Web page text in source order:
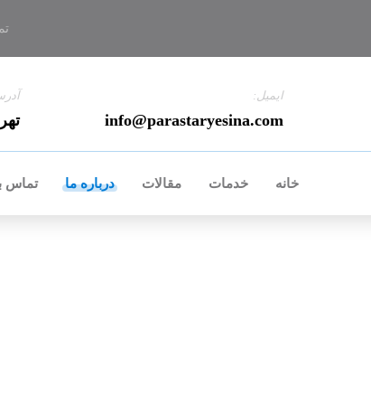
ایمیل:
info@parastaryesina.com
خانه خدمات مقالات درباره ما تماس